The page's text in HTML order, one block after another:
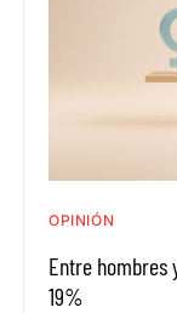
OPINIÓN
Entre hombres
19%